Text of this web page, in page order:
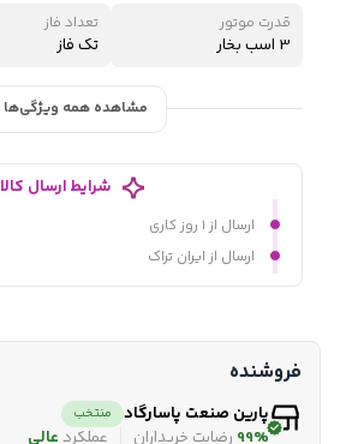
قدرت موتور
3 اسب بخار
تعداد فاز
تک فاز
مشاهده همه ویژگی‌ها
شرایط ارسال کالا
ارسال از ۱ روز کاری
ارسال از ایران تراک
فروشنده
پارین صنعت پاسارگاد منتخب
99% رضایت خریداران عملکرد عالی